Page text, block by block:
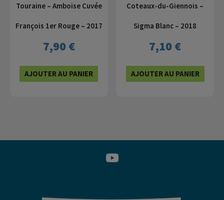
Touraine – Amboise Cuvée
François 1er Rouge – 2017
7,90 €
AJOUTER AU PANIER
Coteaux-du-Giennois –
Sigma Blanc – 2018
7,10 €
AJOUTER AU PANIER